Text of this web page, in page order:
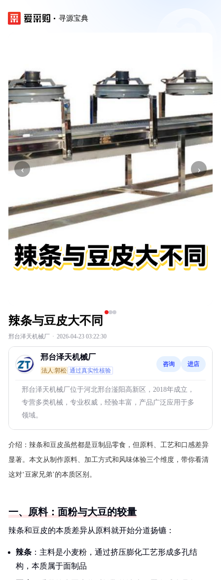
寻源宝典
‹ ›
辣条与豆皮大不同
邢台泽天机械厂 · 2026-04-23 03:22:30
邢台泽天机械厂
法人:郭松 通过真实性核验
咨询 进店
邢台泽天机械厂位于河北邢台滏阳高新区，2018年成立，
专营多类机械，专业权威，经验丰富，产品广泛应用于多
领域。
介绍： 辣条和豆皮虽然都是豆制品零食，但原料、工艺和口感差异
显著。本文从制作原料、加工方式和风味体验三个维度，带你看清
这对‘豆家兄弟’的本质区别。
一、原料：面粉与大豆的较量
辣条和豆皮的本质差异从原料就开始分道扬镳：
辣条 ：主料是小麦粉，通过挤压膨化工艺形成多孔结
构，本质属于面制品